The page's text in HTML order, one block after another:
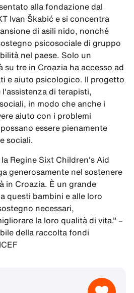
alla fondazione dal
Ivan Škabić e si concentra
di asili nido, nonché
psicosociale di gruppo
nel paese. Solo un
tre in Croazia ha accesso ad
e aiuto psicologico. Il progetto
di terapisti,
in modo che anche i
aiuto con i problemi
essere pienamente
sociali.
Regine Sixt Children's Aid
generosamente nel sostenere
in Croazia. È un grande
questi bambini e alle loro
necessari,
la loro qualità di vita." –
della raccolta fondi